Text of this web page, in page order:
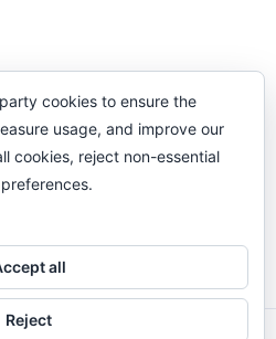
tener teléfono, que
cookies to ensure the
usage, and improve our
cookies, reject non-essential
all
Reject